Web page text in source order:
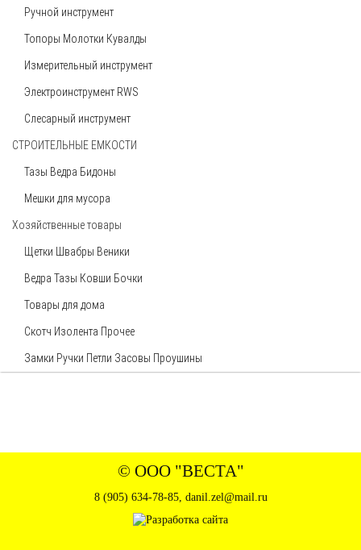
Ручной инструмент
Топоры Молотки Кувалды
Измерительный инструмент
Электроинструмент RWS
Слесарный инструмент
СТРОИТЕЛЬНЫЕ ЕМКОСТИ
Тазы Ведра Бидоны
Мешки для мусора
Хозяйственные товары
Щетки Швабры Веники
Ведра Тазы Ковши Бочки
Товары для дома
Скотч Изолента Прочее
Замки Ручки Петли Засовы Проушины
© ООО "ВЕСТА"
8 (905) 634-78-85, danil.zel@mail.ru